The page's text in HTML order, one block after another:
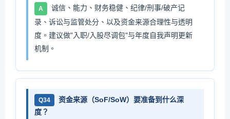
A
诚信、能力、财务稳健、纪律/刑事/破产记
录、诉讼与监管处分、以及资金来源合理性与透明
度。建议做"入职/入股尽调包"与年度自我声明更新
机制。
Q34
资金来源（SoF/SoW）要准备到什么深
度？